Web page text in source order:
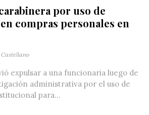
por uso de
compras personales en
expulsar a una funcionaria luego de
administrativa por el uso de
para...